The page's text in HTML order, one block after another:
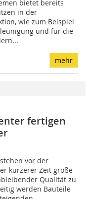
bietet bereits
in der
wie zum Beispiel
und für die
mehr
fertigen
vor der
kürzerer Zeit große
Qualität zu
werden Bauteile